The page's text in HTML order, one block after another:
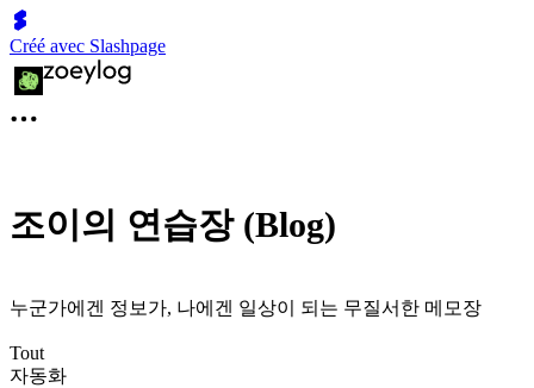
Créé avec Slashpage
조이의 연습장 (Blog)
누군가에겐 정보가, 나에겐 일상이 되는 무질서한 메모장
Tout
자동화